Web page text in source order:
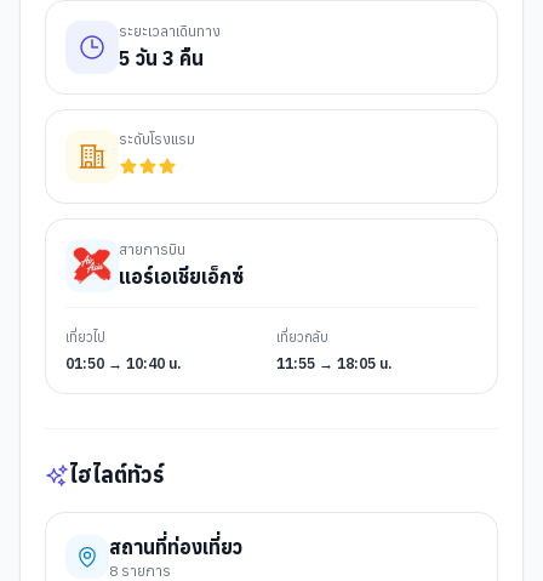
ระยะเวลาเดินทาง
5 วัน 3 คืน
ระดับโรงแรม
สายการบิน
แอร์เอเชียเอ็กซ์
เที่ยวไป
01:50 → 10:40 น.
เที่ยวกลับ
11:55 → 18:05 น.
ไฮไลต์ทัวร์
สถานที่ท่องเที่ยว
8 รายการ